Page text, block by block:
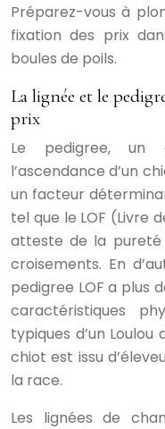
Préparez-vous à
fixation des prix
boules de poils.
La lignée et le
prix
Le pedigree, un
l’ascendance d’un
un facteur
tel que le LOF (Livre
atteste de la pureté
croisements. En
pedigree LOF a plus
caractéristiques
typiques d’un
chiot est issu
la race.
Les lignées de